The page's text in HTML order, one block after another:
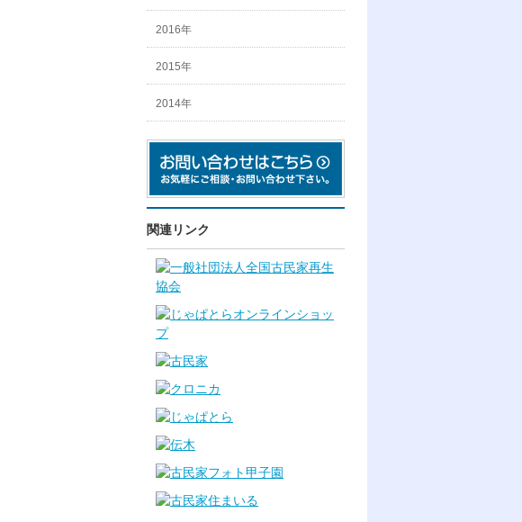
2016年
2015年
2014年
関連リンク